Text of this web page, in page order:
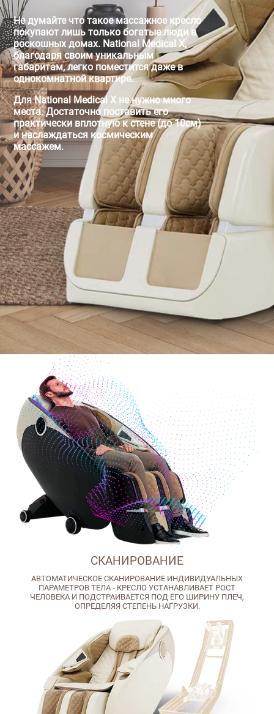
Не думайте что такое массажное кресло
покупают лишь только богатые люди в
роскошных домах. National Medical X,
благодаря своим уникальным
габаритам, легко поместится даже в
однокомнатной квартире.
Для National Medical X не нужно много
места. Достаточно поставить его
практически вплотную к стене (до 10см)
и наслаждаться космическим
массажем.
СКАНИРОВАНИЕ
АВТОМАТИЧЕСКОЕ СКАНИРОВАНИЕ ИНДИВИДУАЛЬНЫХ
ПАРАМЕТРОВ ТЕЛА - КРЕСЛО УСТАНАВЛИВАЕТ РОСТ
ЧЕЛОВЕКА И ПОДСТРАИВАЕТСЯ ПОД ЕГО ШИРИНУ ПЛЕЧ,
ОПРЕДЕЛЯЯ СТЕПЕНЬ НАГРУЗКИ.